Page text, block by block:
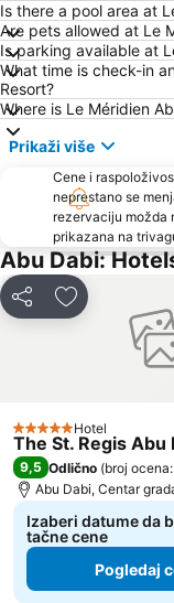
Is there a pool area at
Are pets allowed at Le
Is parking available at
What time is check-in
Resort?
Where is Le Méridien
Prikaži više
Cene i
neprestano se
rezervaciju možda
prikazana na
Abu Dabi:
Deli Dodati u
5 Zvezdice
Hotel
The St. Regis Abu
9,5 Odlično (broj
Abu Dabi, Centar
Izaberi datume da
tačne cene
Pogledaj